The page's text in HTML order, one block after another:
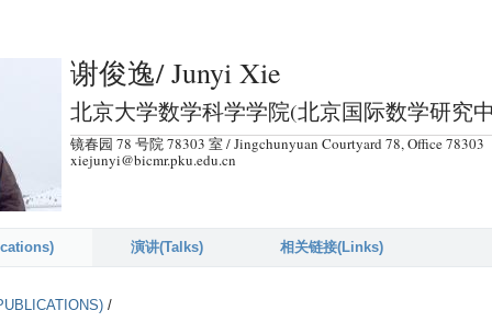
到
页
面
的
内
容
谢俊逸/ Junyi Xie
北京大学数学科学学院(北京国际数学研究
镜春园 78 号院 78303 室 / Jingchunyuan Courtyard 78, Office 78303
xiejunyi@bicmr.pku.edu.cn
演讲(Talks) 相关链接(Links)
/